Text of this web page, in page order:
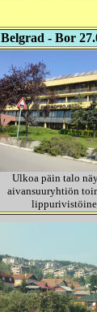
Belgrad - Bor
Ulkoa päin talo
aivansuuryhtiön